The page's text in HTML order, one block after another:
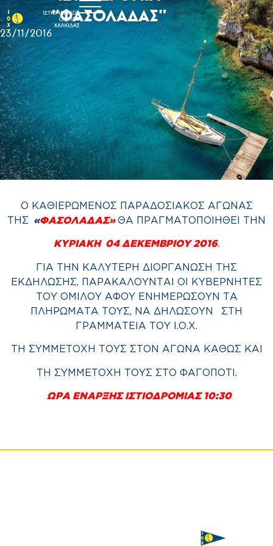
“ΦΑΣΟΛΑΔΑΣ”
23/11/2016
Ο ΚΑΘΙΕΡΩΜΕΝΟΣ ΠΑΡΑΔΟΣΙΑΚΟΣ ΑΓΩΝΑΣ
ΤΗΣ «ΦΑΣΟΛΑΔΑΣ» ΘΑ ΠΡΑΓΜΑΤΟΠΟΙΗΘΕΙ ΤΗΝ
ΚΥΡΙΑΚΗ 04 ΔΕΚΕΜΒΡΙΟΥ 2016.
ΓΙΑ ΤΗΝ ΚΑΛΥΤΕΡΗ ΔΙΟΡΓΑΝΩΣΗ ΤΗΣ
ΕΚΔΗΛΩΣΗΣ, ΠΑΡΑΚΑΛΟΥΝΤΑΙ ΟΙ ΚΥΒΕΡΝΗΤΕΣ
ΤΟΥ ΟΜΙΛΟΥ ΑΦΟΥ ΕΝΗΜΕΡΩΣΟΥΝ ΤΑ
ΠΛΗΡΩΜΑΤΑ ΤΟΥΣ, ΝΑ ΔΗΛΩΣΟΥΝ ΣΤΗ
ΓΡΑΜΜΑΤΕΙΑ ΤΟΥ Ι.Ο.Χ.
ΤΗ ΣΥΜΜΕΤΟΧΗ ΤΟΥΣ ΣΤΟΝ ΑΓΩΝΑ ΚΑΘΩΣ ΚΑΙ
ΤΗ ΣΥΜΜΕΤΟΧΗ ΤΟΥΣ ΣΤΟ ΦΑΓΟΠΟΤΙ.
ΩΡΑ ΕΝΑΡΞΗΣ ΙΣΤΙΟΔΡΟΜΙΑΣ 10:30